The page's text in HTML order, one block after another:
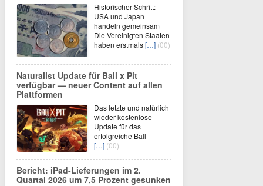
Historischer Schritt:
USA und Japan
handeln gemeinsam
Die Vereinigten Staaten
haben erstmals[…] (00)
Naturalist Update für Ball x Pit
verfügbar — neuer Content auf allen
Plattformen
Das letzte und natürlich
wieder kostenlose
Update für das
erfolgreiche Ball-
[…] (00)
Bericht: iPad-Lieferungen im 2.
Quartal 2026 um 7,5 Prozent gesunken